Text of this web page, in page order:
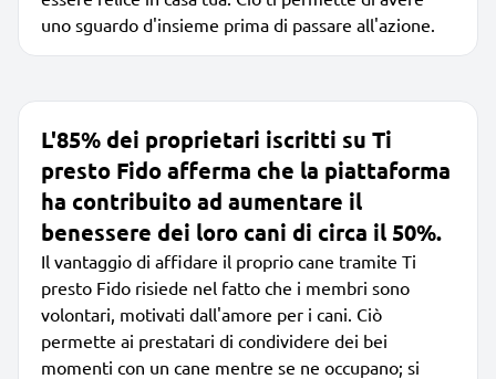
uno sguardo d'insieme prima di passare all'azione.
L'85% dei proprietari iscritti su Ti
presto Fido afferma che la piattaforma
ha contribuito ad aumentare il
benessere dei loro cani di circa il 50%.
Il vantaggio di affidare il proprio cane tramite Ti
presto Fido risiede nel fatto che i membri sono
volontari, motivati dall'amore per i cani. Ciò
permette ai prestatari di condividere dei bei
momenti con un cane mentre se ne occupano; si